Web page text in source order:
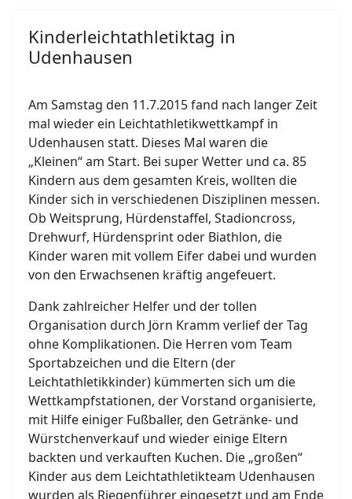
Kinderleichtathletiktag in
Udenhausen
Am Samstag den 11.7.2015 fand nach langer Zeit
mal wieder ein Leichtathletikwettkampf in
Udenhausen statt. Dieses Mal waren die
„Kleinen“ am Start. Bei super Wetter und ca. 85
Kindern aus dem gesamten Kreis, wollten die
Kinder sich in verschiedenen Disziplinen messen.
Ob Weitsprung, Hürdenstaffel, Stadioncross,
Drehwurf, Hürdensprint oder Biathlon, die
Kinder waren mit vollem Eifer dabei und wurden
von den Erwachsenen kräftig angefeuert.
Dank zahlreicher Helfer und der tollen
Organisation durch Jörn Kramm verlief der Tag
ohne Komplikationen. Die Herren vom Team
Sportabzeichen und die Eltern (der
Leichtathletikkinder) kümmerten sich um die
Wettkampfstationen, der Vorstand organisierte,
mit Hilfe einiger Fußballer, den Getränke- und
Würstchenverkauf und wieder einige Eltern
backten und verkauften Kuchen. Die „großen“
Kinder aus dem Leichtathletikteam Udenhausen
wurden als Riegenführer eingesetzt und am Ende